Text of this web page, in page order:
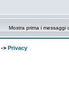
Mostra prima i messaggi
-> Privacy